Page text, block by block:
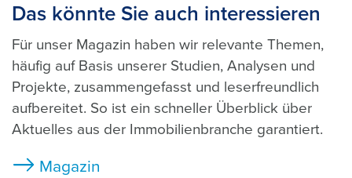
Das könnte Sie auch interessieren
Für unser Magazin haben wir relevante Themen,
häufig auf Basis unserer Studien, Analysen und
Projekte, zusammengefasst und leserfreundlich
aufbereitet. So ist ein schneller Überblick über
Aktuelles aus der Immobilienbranche garantiert.
Magazin